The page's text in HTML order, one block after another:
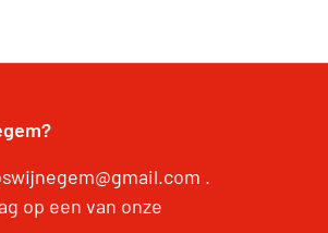
.
op een van onze